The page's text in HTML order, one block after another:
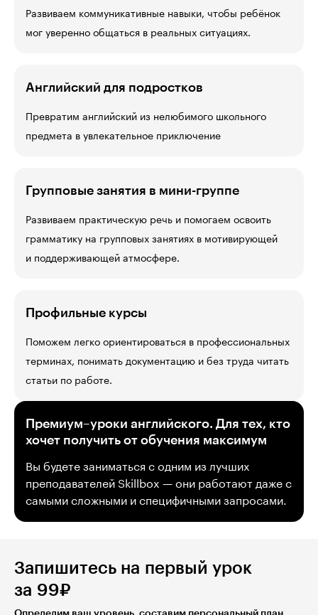
Развиваем коммуникативные навыки, чтобы ребёнок
мог уверенно общаться в реальных ситуациях.
Английский для подростков
Превратим английский из нелюбимого школьного
предмета в увлекательное приключение
Групповые занятия в мини-группе
Развиваем практическую речь и помогаем освоить
грамматику на групповых занятиях в мотивирующей
и поддерживающей атмосфере.
Профильные курсы
Поможем легко ориентироваться в профессиональных
терминах, понимать документацию и без труда читать
статьи по работе.
Премиум–уроки английского. Для тех, кто
хочет получить от обучения максимум
Вы будете заниматься с одним из лучших
преподавателей Skillbox — они работают даже с
самыми сложными и специфичными запросами.
Запишитесь на первый урок
за 99₽
Определим ваш уровень, составим персональный план